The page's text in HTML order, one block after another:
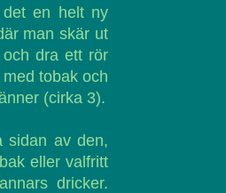
en helt ny
man skär ut
dra ett rör
tobak och
(cirka 3).
sidan av den,
eller valfritt
dricker.